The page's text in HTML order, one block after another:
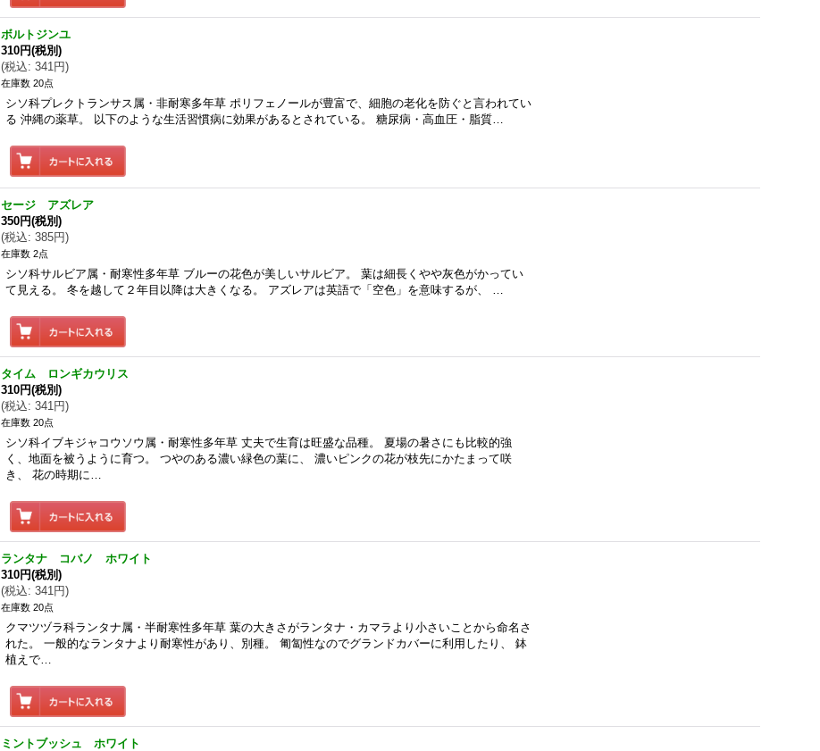
ボルトジンユ
310円(税別)
(税込: 341円)
在庫数 20点
シソ科プレクトランサス属・非耐寒多年草 ポリフェノールが豊富で、細胞の老化を防ぐと言われてい
る 沖縄の薬草。 以下のような生活習慣病に効果があるとされている。 糖尿病・高血圧・脂質…
セージ アズレア
350円(税別)
(税込: 385円)
在庫数 2点
シソ科サルビア属・耐寒性多年草 ブルーの花色が美しいサルビア。 葉は細長くやや灰色がかってい
て見える。 冬を越して２年目以降は大きくなる。 アズレアは英語で「空色」を意味するが、 …
タイム ロンギカウリス
310円(税別)
(税込: 341円)
在庫数 20点
シソ科イブキジャコウソウ属・耐寒性多年草 丈夫で生育は旺盛な品種。 夏場の暑さにも比較的強
く、地面を被うように育つ。 つやのある濃い緑色の葉に、 濃いピンクの花が枝先にかたまって咲
き、 花の時期に…
ランタナ コバノ ホワイト
310円(税別)
(税込: 341円)
在庫数 20点
クマツヅラ科ランタナ属・半耐寒性多年草 葉の大きさがランタナ・カマラより小さいことから命名さ
れた。 一般的なランタナより耐寒性があり、別種。 匍匐性なのでグランドカバーに利用したり、 鉢
植えで…
ミントブッシュ ホワイト